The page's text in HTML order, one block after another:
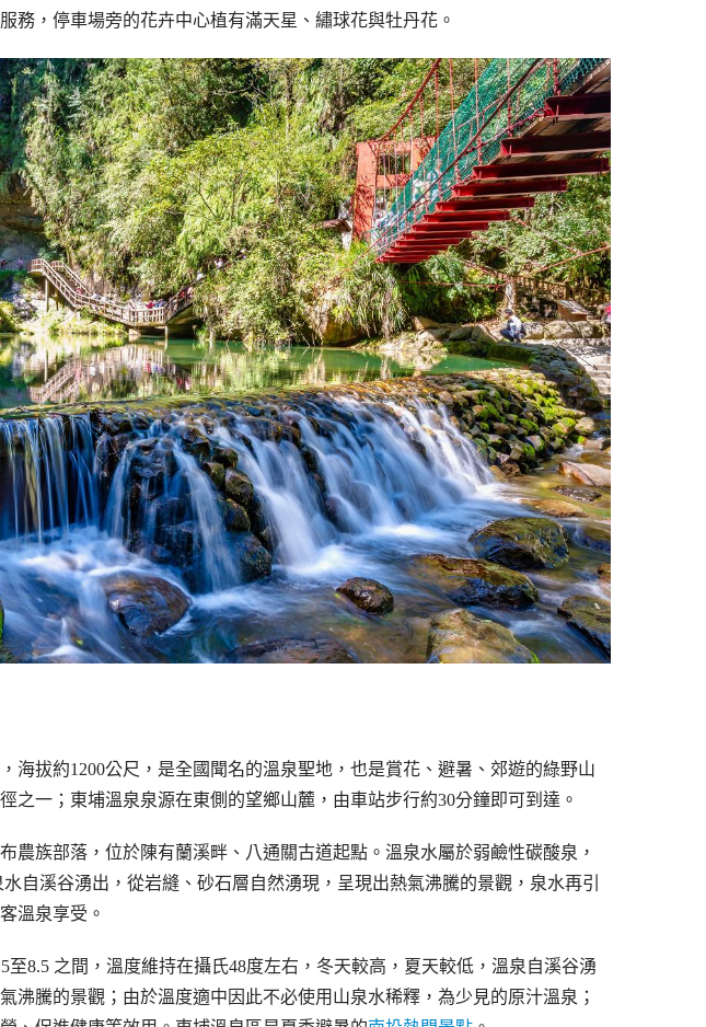
務，停車場旁的花卉中心植有滿天星、繡球花與牡丹花。
海拔約1200公尺，是全國聞名的溫泉聖地，也是賞花、避暑、郊遊的綠野山
之一；東埔溫泉泉源在東側的望鄉山麓，由車站步行約30分鐘即可到達。
農族部落，位於陳有蘭溪畔、八通關古道起點。溫泉水屬於弱鹼性碳酸泉，
自溪谷湧出，從岩縫、砂石層自然湧現，呈現出熱氣沸騰的景觀，泉水再引
溫泉享受。
至8.5 之間，溫度維持在攝氏48度左右，冬天較高，夏天較低，溫泉自溪谷湧
沸騰的景觀；由於溫度適中因此不必使用山泉水稀釋，為少見的原汁溫泉；